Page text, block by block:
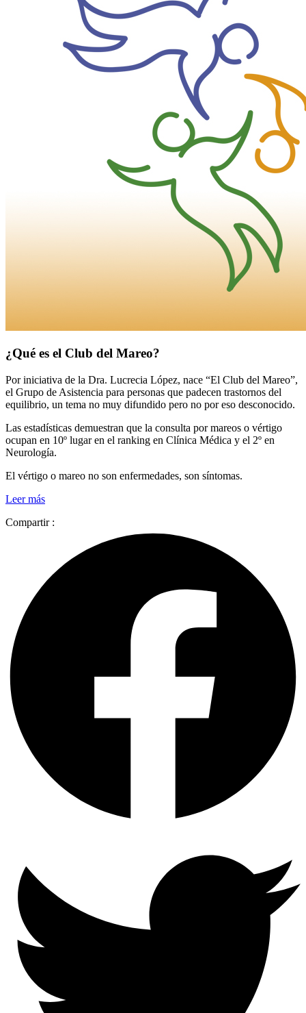
¿Qué es el Club del Mareo?
Por iniciativa de la Dra. Lucrecia López, nace “El Club del Mareo”,
el Grupo de Asistencia para personas que padecen trastornos del
equilibrio, un tema no muy difundido pero no por eso desconocido.
Las estadísticas demuestran que la consulta por mareos o vértigo
ocupan en 10º lugar en el ranking en Clínica Médica y el 2º en
Neurología.
El vértigo o mareo no son enfermedades, son síntomas.
Leer más
Compartir :